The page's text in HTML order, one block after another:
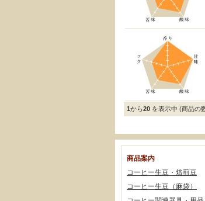
1から20 を表示中 (商品の
商品案内
コーヒー生豆・焙煎豆
コーヒー生豆（麻袋）